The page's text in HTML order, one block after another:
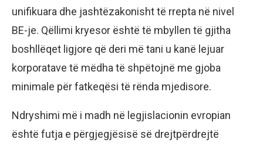
unifikuara dhe jashtëzakonisht të rrepta në nivel
BE-je. Qëllimi kryesor është të mbyllen të gjitha
boshllëqet ligjore që deri më tani u kanë lejuar
korporatave të mëdha të shpëtojnë me gjoba
minimale për fatkeqësi të rënda mjedisore.
Ndryshimi më i madh në legjislacionin evropian
është futja e përgjegjësisë së drejtpërdrejtë